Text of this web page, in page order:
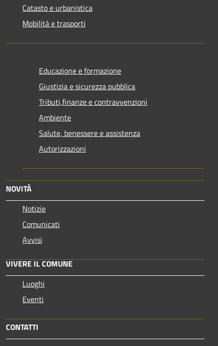
Catasto e urbanistica
Mobilità e trasporti
Educazione e formazione
Giustizia e sicurezza pubblica
Tributi,finanze e contravvenzioni
Ambiente
Salute, benessere e assistenza
Autorizzazioni
NOVITÀ
Notizie
Comunicati
Avvisi
VIVERE IL COMUNE
Luoghi
Eventi
CONTATTI